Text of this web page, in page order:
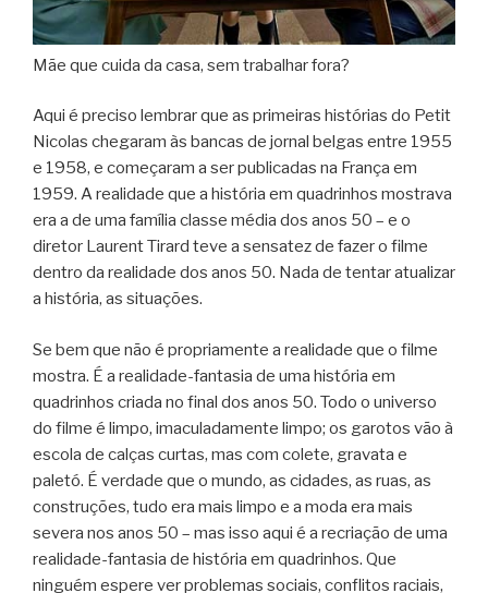
Mãe que cuida da casa, sem trabalhar fora?
Aqui é preciso lembrar que as primeiras histórias do Petit
Nicolas chegaram às bancas de jornal belgas entre 1955
e 1958, e começaram a ser publicadas na França em
1959. A realidade que a história em quadrinhos mostrava
era a de uma família classe média dos anos 50 – e o
diretor Laurent Tirard teve a sensatez de fazer o filme
dentro da realidade dos anos 50. Nada de tentar atualizar
a história, as situações.
Se bem que não é propriamente a realidade que o filme
mostra. É a realidade-fantasia de uma história em
quadrinhos criada no final dos anos 50. Todo o universo
do filme é limpo, imaculadamente limpo; os garotos vão à
escola de calças curtas, mas com colete, gravata e
paletó. É verdade que o mundo, as cidades, as ruas, as
construções, tudo era mais limpo e a moda era mais
severa nos anos 50 – mas isso aqui é a recriação de uma
realidade-fantasia de história em quadrinhos. Que
ninguém espere ver problemas sociais, conflitos raciais,